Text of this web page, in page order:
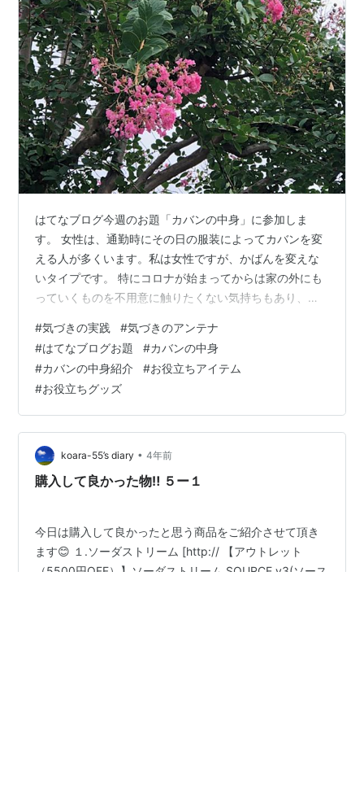
はてなブログ今週のお題「カバンの中身」に参加しま
す。 女性は、通勤時にその日の服装によってカバンを変
える人が多くいます。私は女性ですが、かばんを変えな
いタイプです。 特にコロナが始まってからは家の外にも
っていくものを不用意に触りたくない気持ちもあり、ず
かけるときはカバンを変えています。 カバンを変えて
も、必ずカバンに入れる定番でいれていて、役立つグッ
ズをご紹介します。 ・除菌グッズを入れた小ポーチ 小さ
なポーチに、除菌ができるウェットティッシュ、除菌用
アルコールジェル(自宅にある除菌ジェルを旅行用ボトル
に入れたモノ）、個包装のマスク2枚、ティッ…
#気づきの実践 #気づきのアンテナ
#はてなブログお題 #カバンの中身
#カバンの中身紹介 #お役立ちアイテム
#お役立ちグッズ
koara-55’s diary • 4年前
購入して良かった物‼️ ５ー１